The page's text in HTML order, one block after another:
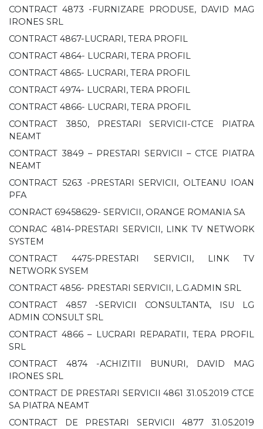
CONTRACT 4873 -FURNIZARE PRODUSE, DAVID MAG
IRONES SRL
CONTRACT 4867-LUCRARI, TERA PROFIL
CONTRACT 4864- LUCRARI, TERA PROFIL
CONTRACT 4865- LUCRARI, TERA PROFIL
CONTRACT 4974- LUCRARI, TERA PROFIL
CONTRACT 4866- LUCRARI, TERA PROFIL
CONTRACT 3850, PRESTARI SERVICII-CTCE PIATRA
NEAMT
CONTRACT 3849 – PRESTARI SERVICII – CTCE PIATRA
NEAMT
CONTRACT 5263 -PRESTARI SERVICII, OLTEANU IOAN
PFA
CONRACT 69458629- SERVICII, ORANGE ROMANIA SA
CONRAC 4814-PRESTARI SERVICII, LINK TV NETWORK
SYSTEM
CONTRACT 4475-PRESTARI SERVICII, LINK TV
NETWORK SYSEM
CONTRACT 4856- PRESTARI SERVICII, L.G.ADMIN SRL
CONTRACT 4857 -SERVICII CONSULTANTA, ISU LG
ADMIN CONSULT SRL
CONTRACT 4866 – LUCRARI REPARATII, TERA PROFIL
SRL
CONTRACT 4874 -ACHIZITII BUNURI, DAVID MAG
IRONES SRL
CONTRACT DE PRESTARI SERVICII 4861 31.05.2019 CTCE
SA PIATRA NEAMT
CONTRACT DE PRESTARI SERVICII 4877 31.05.2019